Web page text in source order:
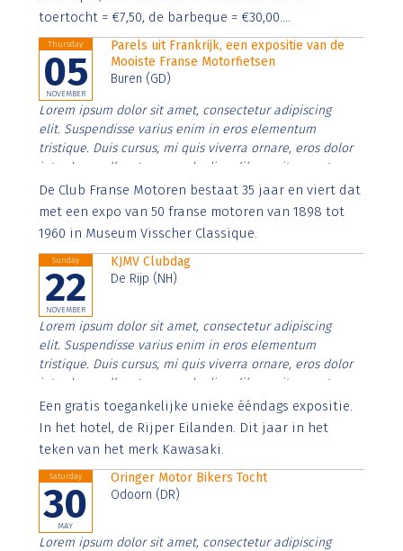
toertocht = €7,50, de barbeque = €30,00....
Thursday
05
NOVEMBER
Parels uit Frankrijk, een expositie van de
Mooiste Franse Motorfietsen
Buren (GD)
Lorem ipsum dolor sit amet, consectetur adipiscing
elit. Suspendisse varius enim in eros elementum
tristique. Duis cursus, mi quis viverra ornare, eros dolor
interdum nulla, ut commodo diam libero vitae erat.
Aenean faucibus nibh et justo cursus id rutrum lorem
imperdiet. Nunc ut sem vitae risus tristique posuere.
De Club Franse Motoren bestaat 35 jaar en viert dat
met een expo van 50 franse motoren van 1898 tot
1960 in Museum Visscher Classique.
Sunday
22
NOVEMBER
KJMV Clubdag
De Rijp (NH)
Lorem ipsum dolor sit amet, consectetur adipiscing
elit. Suspendisse varius enim in eros elementum
tristique. Duis cursus, mi quis viverra ornare, eros dolor
interdum nulla, ut commodo diam libero vitae erat.
Aenean faucibus nibh et justo cursus id rutrum lorem
imperdiet. Nunc ut sem vitae risus tristique posuere.
Een gratis toegankelijke unieke ééndags expositie.
In het hotel, de Rijper Eilanden. Dit jaar in het
teken van het merk Kawasaki.
Saturday
30
MAY
Oringer Motor Bikers Tocht
Odoorn (DR)
Lorem ipsum dolor sit amet, consectetur adipiscing